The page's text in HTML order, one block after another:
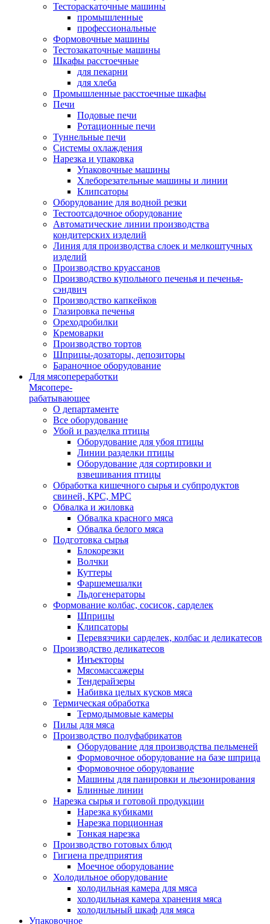
Тестораскаточные машины
промышленные
профессиональные
Формовочные машины
Тестозакаточные машины
Шкафы расстоечные
для пекарни
для хлеба
Промышленные расстоечные шкафы
Печи
Подовые печи
Ротационные печи
Туннельные печи
Системы охлаждения
Нарезка и упаковка
Упаковочные машины
Хлеборезательные машины и линии
Клипсаторы
Оборудование для водной резки
Тестоотсадочное оборудование
Автоматические линии производства
кондитерских изделий
Линия для производства слоек и мелкоштучных
изделий
Производство круассанов
Производство купольного печенья и печенья-
сэндвич
Производство капкейков
Глазировка печенья
Ореходробилки
Кремоварки
Производство тортов
Шприцы-дозаторы, депозиторы
Бараночное оборудование
Для мясопереработки
Мясопере-
рабатывающее
О департаменте
Все оборудование
Убой и разделка птицы
Оборудование для убоя птицы
Линии разделки птицы
Оборудование для сортировки и
взвешивания птицы
Обработка кишечного сырья и субпродуктов
свиней, КРС, МРС
Обвалка и жиловка
Обвалка красного мяса
Обвалка белого мяса
Подготовка сырья
Блокорезки
Волчки
Куттеры
Фаршемешалки
Льдогенераторы
Формование колбас, сосисок, сарделек
Шприцы
Клипсаторы
Перевязчики сарделек, колбас и деликатесов
Производство деликатесов
Инъекторы
Мясомассажеры
Тендерайзеры
Набивка целых кусков мяса
Термическая обработка
Термодымовые камеры
Пилы для мяса
Производство полуфабрикатов
Оборудование для производства пельменей
Формовочное оборудование на базе шприца
Формовочное оборудование
Машины для панировки и льезонирования
Блинные линии
Нарезка сырья и готовой продукции
Нарезка кубиками
Нарезка порционная
Тонкая нарезка
Производство готовых блюд
Гигиена предприятия
Моечное оборудование
Холодильное оборудование
холодильная камера для мяса
холодильная камера хранения мяса
холодильный шкаф для мяса
Упаковочное